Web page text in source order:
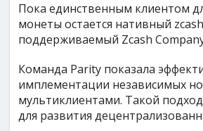
Пока единственным клиентом
монеты остается нативный
поддерживаемый Zcash
Команда Parity показала
имплементации независимых
мультиклиентами. Такой
для развития